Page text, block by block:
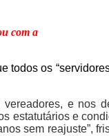
com a
os
vereadores, e nos
e
sem reajuste”,